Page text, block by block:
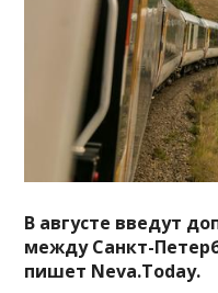
В августе введут
между Санкт-
пишет Neva.Today.